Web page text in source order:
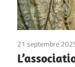
21 septembre